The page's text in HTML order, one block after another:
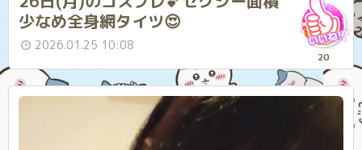
少なめ全身網タイツ😍
2026.01.25 10:08
20